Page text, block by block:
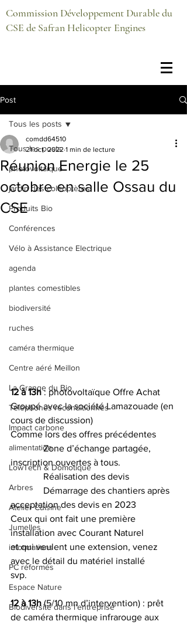
Commission Développement Durable du
CSE de Safran Helicopter Engines
Post
Tous les posts
photovoltaïque
jardin des coléoptères
Produits Bio
Conférences
Vélo à Assistance Electrique
agenda
plantes comestibles
biodiversité
ruches
caméra thermique
Centre aéré Meillon
La Grange du Bio
Téléphones reconditionnés
Impact carbone
alimentation
LowTech & Domotique
Arbres
Atelier Cuisine
Jumelles
informations
PC réformés
Espace Nature
Biodiversité dans l'entreprise
Tous les posts
Réunion Energie le 25
octobre en salle Ossau du
CSE
comdd64510
21 oct. 2022 1 min de lecture
12 à 13h : photovoltaïque Offre Achat
Groupé avec la société Lamazouade (en
cours de discussion)
Comme lors des offres précédentes
Zone d’échange partagée,
inscription ouvertes à tous.
Réalisation des devis
Démarrage des chantiers après
acceptation des devis en 2023
Ceux qui ont fait une première
installation avec Courant Naturel
et qui veulent une extension, venez
avec le détail du matériel installé
svp.
12 à 13h (5/10 mn d’intervention) : prêt
de caméra thermique infrarouge aux